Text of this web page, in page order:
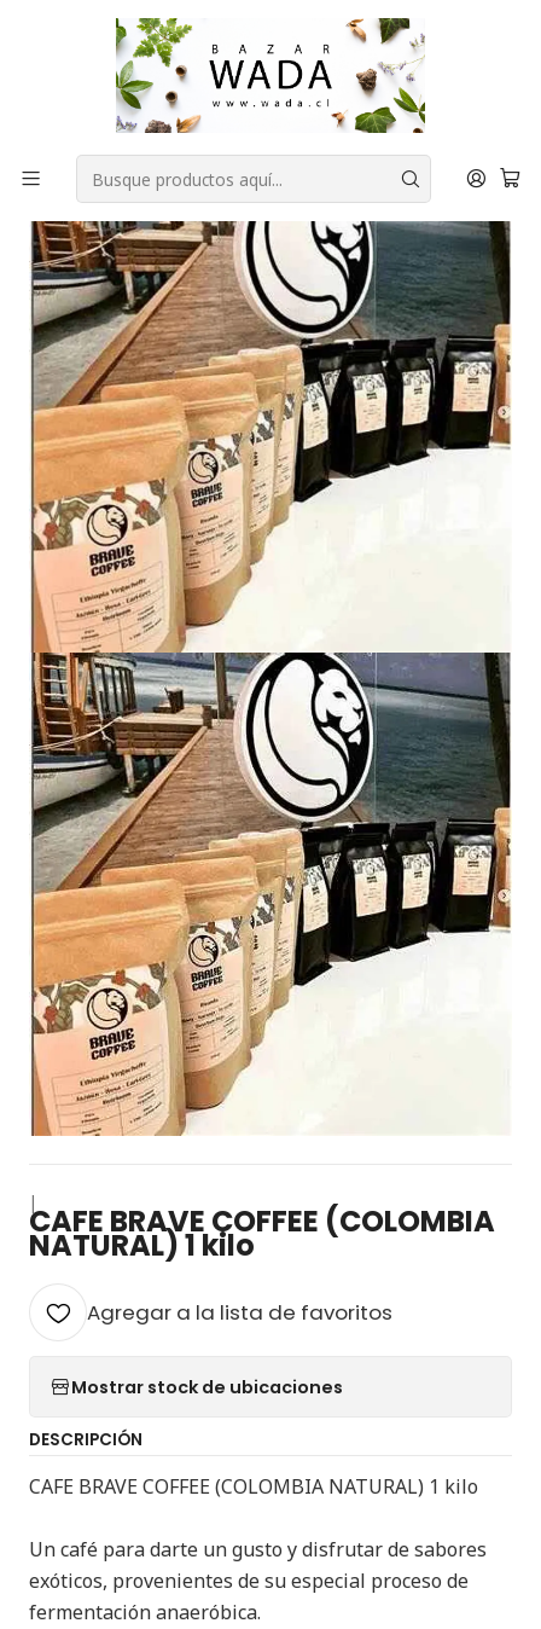
COMPRA FÁCIL, RAPIDA Y 100% SEGURA
Inicio DESPENSA FORMATO FAMILIAR
CAFE BRAVE COFFEE (COLOMBIA NATURAL) 1 kilo
|CAFE BRAVE COFFEE (COLOMBIA
NATURAL) 1 kilo
Agregar a la lista de favoritos
Mostrar stock de ubicaciones
DESCRIPCIÓN
CAFE BRAVE COFFEE (COLOMBIA NATURAL) 1 kilo
Un café para darte un gusto y disfrutar de sabores
exóticos, provenientes de su especial proceso de
fermentación anaeróbica.